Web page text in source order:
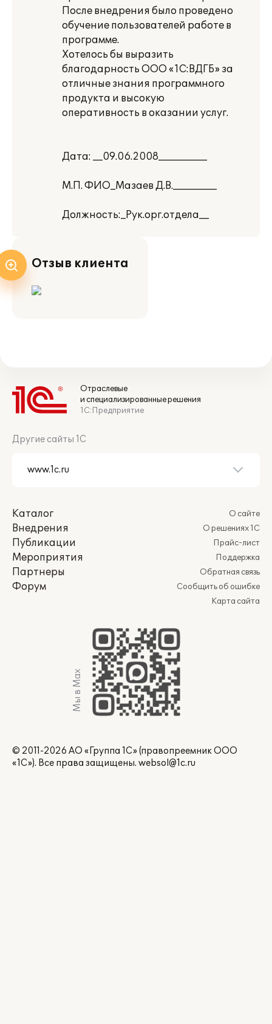
После внедрения было проведено
обучение пользователей работе в
программе.
Хотелось бы выразить
благодарность ООО «1С:ВДГБ» за
отличные знания программного
продукта и высокую
оперативность в оказании услуг.
Дата: __09.06.2008__________
М.П. ФИО_Мазаев Д.В._________
Должность:_Рук.орг.отдела__
Отзыв клиента
Отраслевые
и специализированные решения
1С:Предприятие
Другие сайты 1С
Каталог
Внедрения
Публикации
Мероприятия
Партнеры
Форум
О сайте
О решениях 1С
Прайс-лист
Поддержка
Обратная связь
Сообщить об ошибке
Карта сайта
Мы в Max
© 2011-2026 АО «Группа 1С» (правопреемник ООО
«1С»). Все права защищены. websol@1c.ru